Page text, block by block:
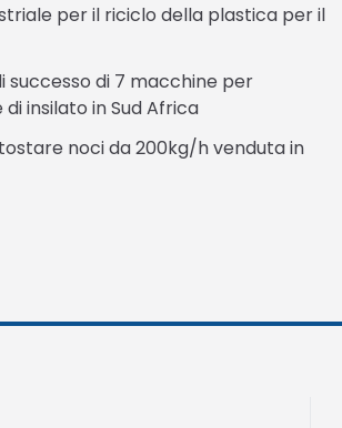
per il riciclo della plastica per il
successo di 7 macchine per
insilato in Sud Africa
noci da 200kg/h venduta in